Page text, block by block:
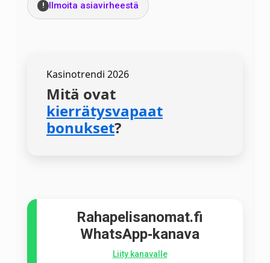
! Ilmoita asiavirheestä
Kasinotrendi 2026
Mitä ovat
kierrätysvapaat
bonukset?
Rahapelisanomat.fi
WhatsApp‑kanava
Liity kanavalle